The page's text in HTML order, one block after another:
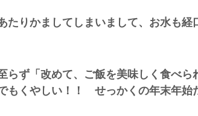
たりかましてしまいまして、お水も
らず「改めて、ご飯を美味しく食べ
もくやしい！！ せっかくの年末年始